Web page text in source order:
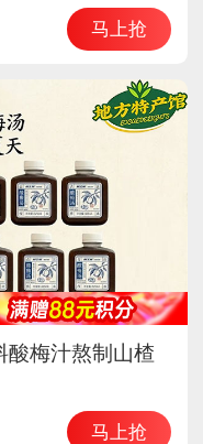
马上抢
酸梅汁熬制山楂
马上抢